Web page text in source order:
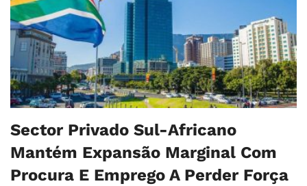
Sector Privado Sul-Africano
Mantém Expansão Marginal Com
Procura E Emprego A Perder Força